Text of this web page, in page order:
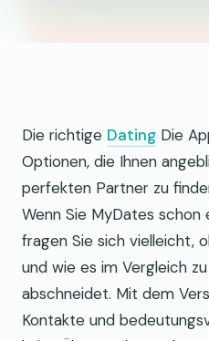
Die richtige Dating Die
Optionen, die Ihnen
perfekten Partner zu
Wenn Sie MyDates schon
fragen Sie sich vielleicht,
und wie es im Vergleich
abschneidet. Mit dem
Kontakte und